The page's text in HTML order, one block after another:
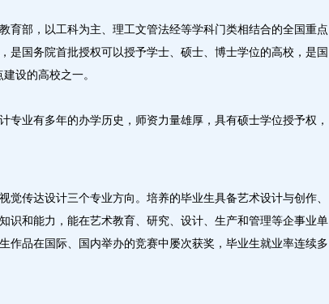
育部，以工科为主、理工文管法经等学科门类相结合的全国重点
是国务院首批授权可以授予学士、硕士、博士学位的高校，是国
设的高校之一。
专业有多年的办学历史，师资力量雄厚，具有硕士学位授予权，
觉传达设计三个专业方向。培养的毕业生具备艺术设计与创作、
识和能力，能在艺术教育、研究、设计、生产和管理等企事业单
作品在国际、国内举办的竞赛中屡次获奖，毕业生就业率连续多